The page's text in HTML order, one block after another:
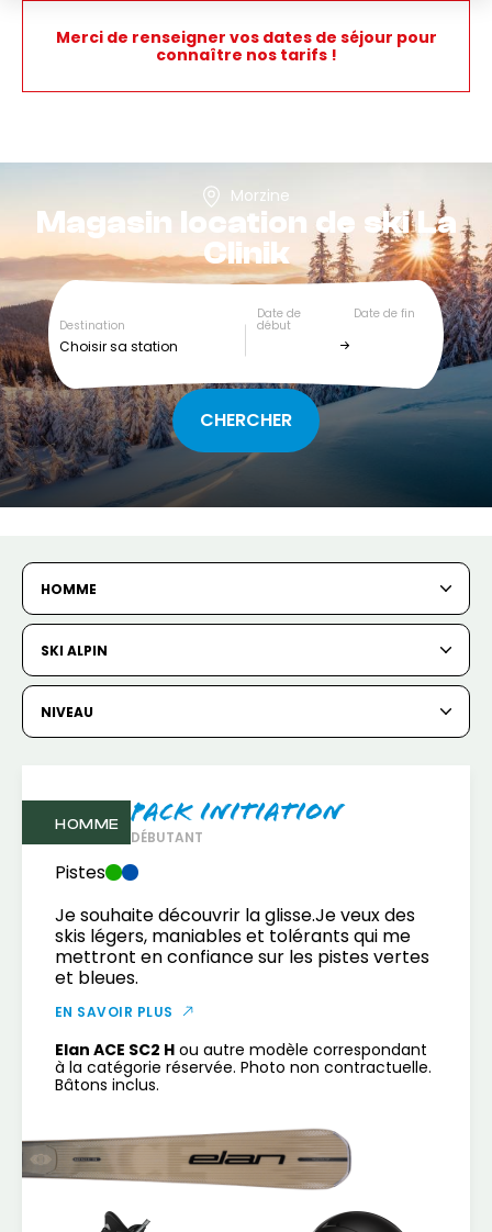
Merci de renseigner vos dates de séjour pour
connaître nos tarifs !
Morzine
Magasin location de skiLa
Clinik
Destination
Choisir sa station
Date de
début
Date de fin
HOMME
SKI ALPIN
NIVEAU
HOMME Pack Initiation
DÉBUTANT
Pistes
Je souhaite découvrir la glisse.Je veux des
skis légers, maniables et tolérants qui me
mettront en confiance sur les pistes vertes
et bleues.
EN SAVOIR PLUS
Elan ACE SC2 H ou autre modèle correspondant
à la catégorie réservée. Photo non contractuelle.
Bâtons inclus.